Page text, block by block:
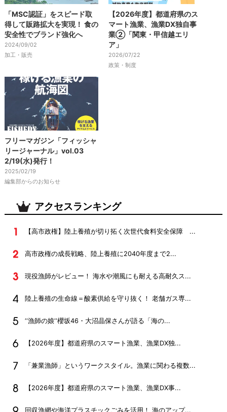
「MSC認証」をスピード取
得して販路拡大を実現！ 食の
安全性でブランド強化へ
2024/09/02
加工・販売
【2026年度】都道府県のス
マート漁業、漁業DX独自事
業②「関東・甲信越エリ
ア」
2026/07/22
政策・制度
フリーマガジン「フィッシャ
リージャーナル」vol.03
2/19(水)発行！
2025/02/19
編集部からのお知らせ
アクセスランキング
【高市政権】陸上養殖が切り拓く次世代食料安全保障 ...
高市政権の成長戦略、陸上養殖に2040年度まで2...
現役漁師がレビュー！ 海水や潮風にも耐える高耐久ス...
陸上養殖の生命線＝酸素供給を守り抜く！ 老舗ガス専...
‘‘漁師の娘‘‘櫻坂46・大沼晶保さんが語る「海の...
【2026年度】都道府県のスマート漁業、漁業DX独...
「兼業漁師」というワークスタイル。漁業に関わる複数...
【2026年度】都道府県のスマート漁業、漁業DX事...
回収漁網や海洋プラスチックごみを活用！ 海のアップ...